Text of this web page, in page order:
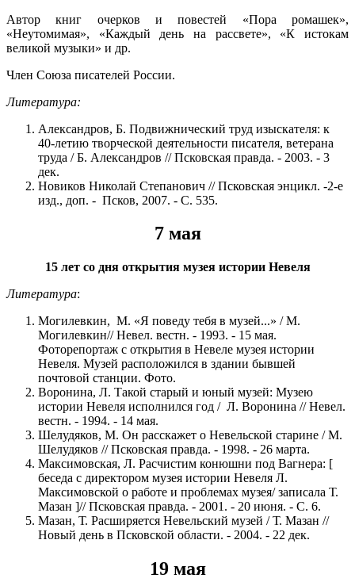
Автор книг очерков и повестей «Пора ромашек»,
«Неутомимая», «Каждый день на рассвете», «К истокам
великой музыки» и др.
Член Союза писателей России.
Литература:
Александров, Б. Подвижнический труд изыскателя: к
40-летию творческой деятельности писателя, ветерана
труда / Б. Александров // Псковская правда. - 2003. - 3
дек.
Новиков Николай Степанович // Псковская энцикл. -2-е
изд., доп. - Псков, 2007. - С. 535.
7 мая
15 лет со дня открытия музея истории Невеля
Литература:
Могилевкин, М. «Я поведу тебя в музей...» / М.
Могилевкин// Невел. вестн. - 1993. - 15 мая.
Фоторепортаж с открытия в Невеле музея истории
Невеля. Музей расположился в здании бывшей
почтовой станции. Фото.
Воронина, Л. Такой старый и юный музей: Музею
истории Невеля исполнился год / Л. Воронина // Невел.
вестн. - 1994. - 14 мая.
Шелудяков, М. Он расскажет о Невельской старине / М.
Шелудяков // Псковская правда. - 1998. - 26 марта.
Максимовская, Л. Расчистим конюшни под Вагнера: [
беседа с директором музея истории Невеля Л.
Максимовской о работе и проблемах музея/ записала Т.
Мазан ]// Псковская правда. - 2001. - 20 июня. - С. 6.
Мазан, Т. Расширяется Невельский музей / Т. Мазан //
Новый день в Псковской области. - 2004. - 22 дек.
19 мая